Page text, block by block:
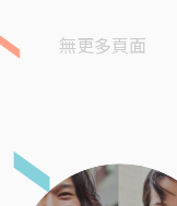
無更多頁面